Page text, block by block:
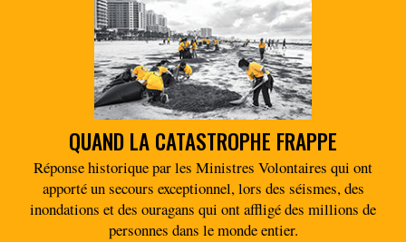
QUAND LA CATASTROPHE FRAPPE
Réponse historique par les Ministres Volontaires qui ont
apporté un secours exceptionnel, lors des séismes, des
inondations et des ouragans qui ont affligé des millions de
personnes dans le monde entier.